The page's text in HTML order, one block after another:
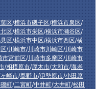
区/横浜市磯子区/横浜市泉区/
区/横浜市栄区/横浜市瀬谷区/
区/横浜市中区/横浜市西区/横
/川崎市/川崎市川崎区/川崎市
市宮前区/川崎市多摩区/川崎市
/相模原市/厚木市/大和市/海老
崎市/秦野市/伊勢原市/小田原
町/二宮町/中井町/大井町/松田